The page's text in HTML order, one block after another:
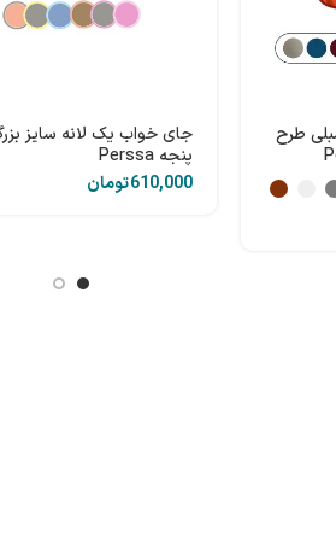
طرح
جای خواب یک لانه سایز
پنجه Perssa
تومان